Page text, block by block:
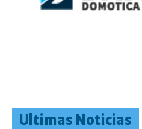
Ultimas Noticias